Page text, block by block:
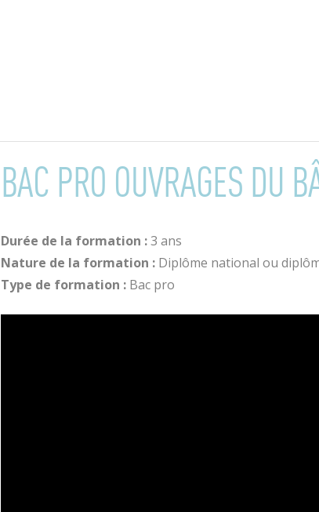
BAC PRO OUVRAGES DU
Durée de la formation :3 ans
Nature de la formation : Diplôme national ou
Type de formation : Bac pro